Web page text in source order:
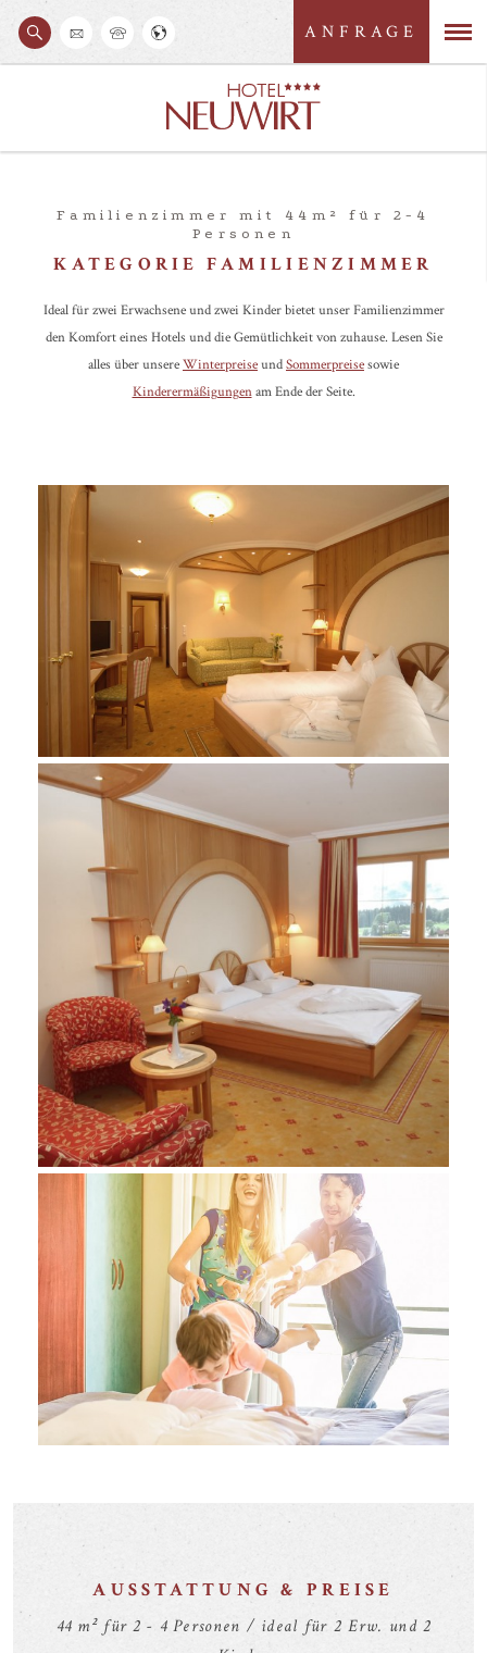
S
u
c
h
e
ANFRAGE
M
e
Familienzimmer mit 44m² für 2-4
Personen
KATEGORIE FAMILIENZIMMER
Ideal für zwei Erwachsene und zwei Kinder bietet unser Familienzimmer
den Komfort eines Hotels und die Gemütlichkeit von zuhause. Lesen Sie
alles über unsereWinterpreiseundSommerpreisesowie
Kinderermäßigungenam Ende der Seite.
AUSSTATTUNG & PREISE
44 m² für 2 - 4 Personen / ideal für 2 Erw. und 2